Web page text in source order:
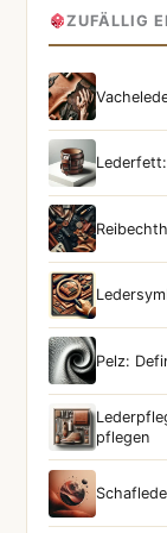
ZUFÄLLIG
Pelz:
pflegen